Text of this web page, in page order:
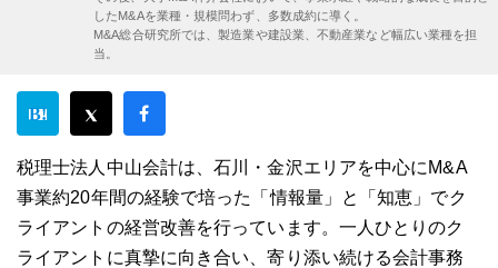
したM&Aを業種・規模問わず、多数成約に導く。
M&A総合研究所では、製造業や建設業、不動産業など幅広い業種を担
当。
税理士法人中山会計は、石川・金沢エリアを中心にM&A
事業約20年間の経験で培った「情報量」と「知恵」でク
ライアントの経営改善を行っています。一人ひとりのク
ライアントに真摯に向き合い、寄り添い続ける会計事務